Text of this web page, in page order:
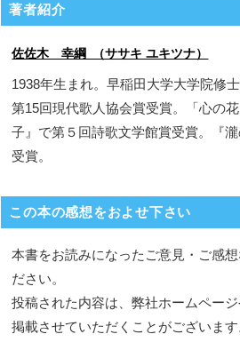
著者紹介
佐佐木 幸綱 （ササキ ユキツナ）
1938年生まれ。早稲田大学大学院修
第15回現代歌人協会賞受賞。「心の
子』で第５回詩歌文学館賞受賞。『
受賞。
この本の感想をおよせ下さい
本書をお読みになったご意見・ご感
ださい。
投稿された内容は、弊社ホームペー
掲載させていただくことがございます